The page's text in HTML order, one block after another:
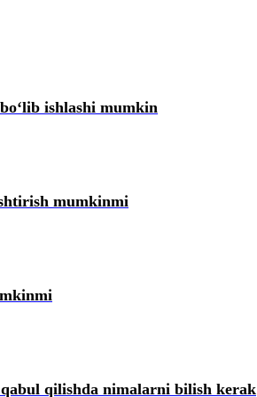
vaziyatlarning ma’lumotlar bazasi
bazasi
vaziyatlarning ma’lumotlar bazasi
bazasi
ishlashi mumkin
mumkinmi
qilishda nimalarni bilish kerak